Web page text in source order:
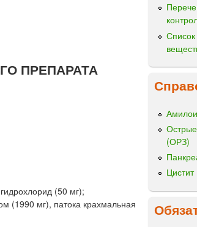
ПРЕПАРАТА
(50 мг);
(1990 мг), патока крахмальная
(ОРЗ)
Цистит